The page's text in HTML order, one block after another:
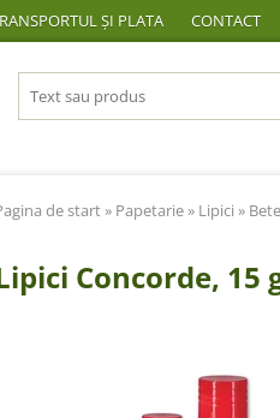
ȘI PLATA CONTACT
de start» Papetarie» Lipici »
Concorde, 15